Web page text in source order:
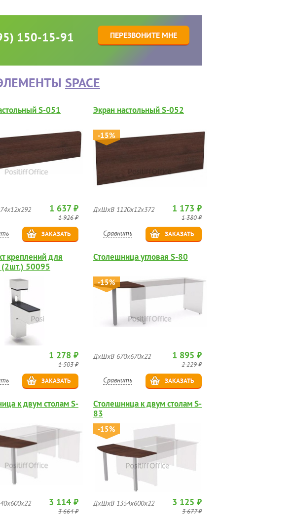
150-15-91 ПЕРЕЗВОНИТЕ МНЕ
SPACE
S-051
1 637 ₽
1 926 ₽
ЗАКАЗАТЬ
Экран настольный S-052
-15%
ДхШхВ 1120х12х372 1 173 ₽
1 380 ₽
Сравнить ЗАКАЗАТЬ
креплений для
(2шт.) 50095
1 278 ₽
1 503 ₽
ЗАКАЗАТЬ
Столешница угловая S-80
-15%
ДхШхВ 670х670х22 1 895 ₽
2 229 ₽
Сравнить ЗАКАЗАТЬ
к двум столам S-
3 114 ₽
3 664 ₽
Столешница к двум столам S-
83
-15%
ДхШхВ 1354х600х22 3 125 ₽
3 677 ₽